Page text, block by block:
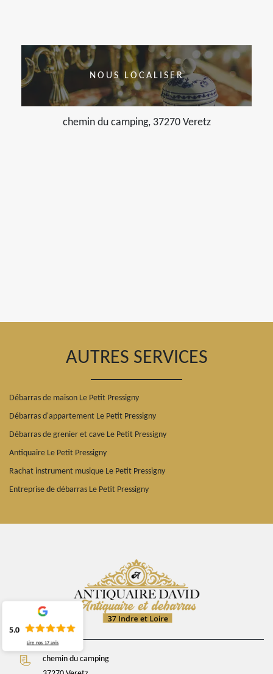
NOUS LOCALISER
chemin du camping, 37270 Veretz
AUTRES SERVICES
Débarras de maison Le Petit Pressigny
Débarras d'appartement Le Petit Pressigny
Débarras de grenier et cave Le Petit Pressigny
Antiquaire Le Petit Pressigny
Rachat instrument musique Le Petit Pressigny
Entreprise de débarras Le Petit Pressigny
chemin du camping
5.0
Lire nos 17 avis